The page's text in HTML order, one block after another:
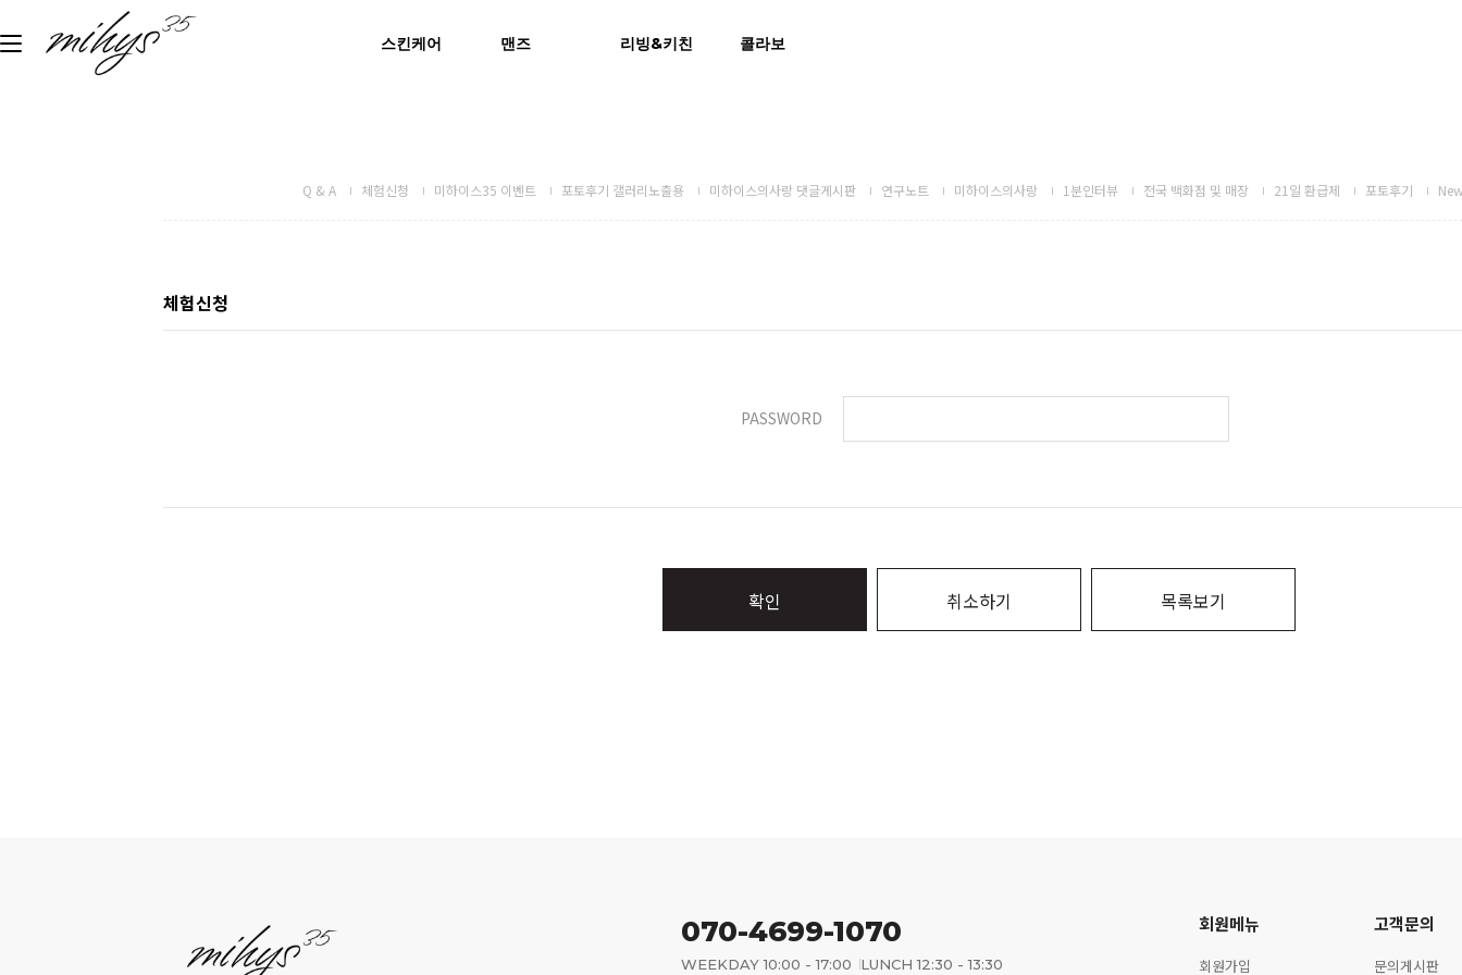
스킨케어 맨즈 리빙&키친 콜라보
Q & A 체험신청 미하이스35 이벤트 포토후기 갤러리노출용 미하이스의사랑 댓글게시판 연구노트 미하이스의사랑 1분인터뷰 전국 백화점 및 매장 21일 환급제 포토후기
체험신청
PASSWORD
확인 취소하기 목록보기
070-4699-1070
WEEKDAY 10:00 - 17:00 LUNCH 12:30 - 13:30
회원메뉴
회원가입
고객문의
문의게시판